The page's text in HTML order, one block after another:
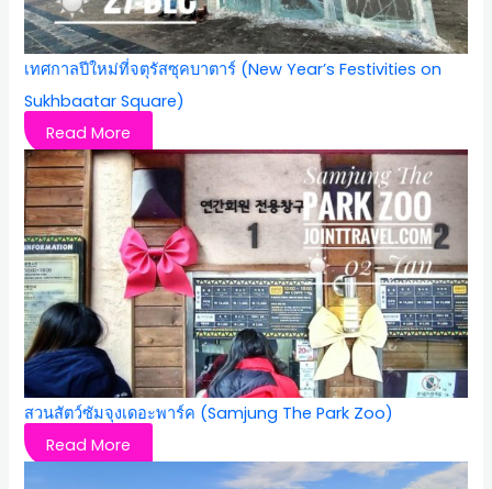
เทศกาลปีใหม่ที่จตุรัสซุคบาตาร์ (New Year’s Festivities on
Sukhbaatar Square)
Read More
สวนสัตว์ซัมจุงเดอะพาร์ค (Samjung The Park Zoo)
Read More